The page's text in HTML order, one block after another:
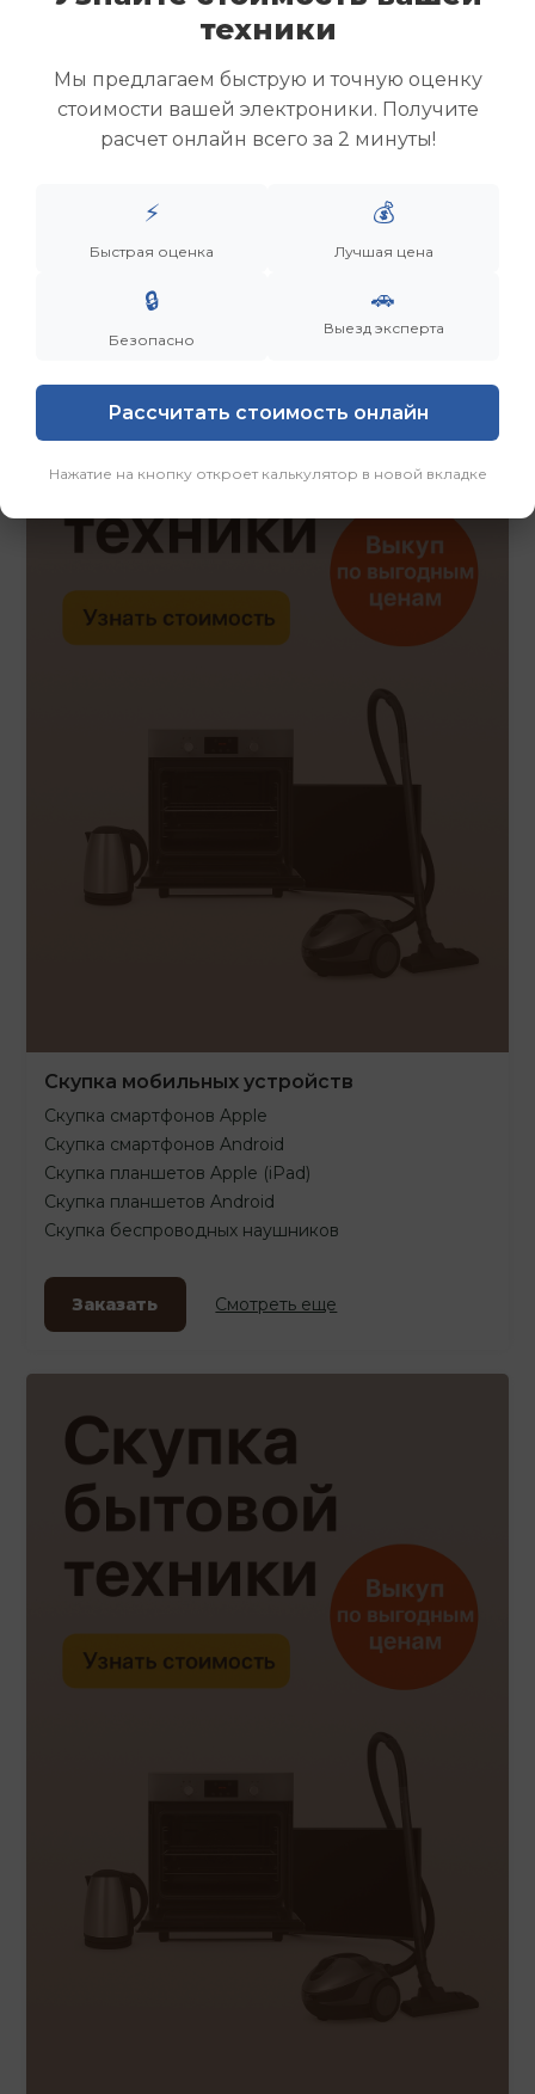
Скупка ноутбуков
Скупка ультрабуков
Скупка игровых ноутбуков
Скупка рабочих ноутбуков
Скупка старых ноутбуков (б/у)
Заказать Смотреть еще
Скупка мобильных устройств
Скупка смартфонов Apple
Скупка смартфонов Android
Скупка планшетов Apple (iPad)
Скупка планшетов Android
Скупка беспроводных наушников
Заказать Смотреть еще
техники
Мы предлагаем быструю и точную оценку
стоимости вашей электроники. Получите
расчет онлайн всего за 2 минуты!
⚡
Быстрая оценка
💰
Лучшая цена
🔒
Безопасно
🚗
Выезд эксперта
Рассчитать стоимость онлайн
Нажатие на кнопку откроет калькулятор в новой вкладке